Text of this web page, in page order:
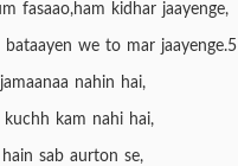
fasaao,ham kidhar jaayenge,
we to mar jaayenge.5
nahin hai,
kam nahi hai,
sab aurton se,